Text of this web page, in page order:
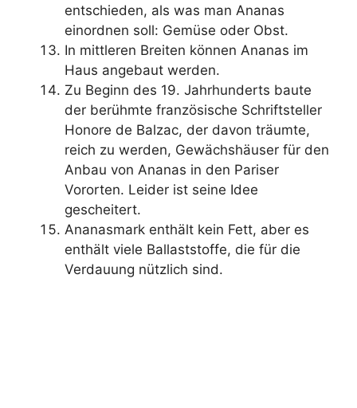
entschieden, als was man Ananas
einordnen soll: Gemüse oder Obst.
In mittleren Breiten können Ananas im
Haus angebaut werden.
Zu Beginn des 19. Jahrhunderts baute
der berühmte französische Schriftsteller
Honore de Balzac, der davon träumte,
reich zu werden, Gewächshäuser für den
Anbau von Ananas in den Pariser
Vororten. Leider ist seine Idee
gescheitert.
Ananasmark enthält kein Fett, aber es
enthält viele Ballaststoffe, die für die
Verdauung nützlich sind.